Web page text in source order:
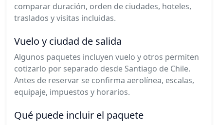
comparar duración, orden de ciudades, hoteles,
traslados y visitas incluidas.
Vuelo y ciudad de salida
Algunos paquetes incluyen vuelo y otros permiten
cotizarlo por separado desde Santiago de Chile.
Antes de reservar se confirma aerolínea, escalas,
equipaje, impuestos y horarios.
Qué puede incluir el paquete